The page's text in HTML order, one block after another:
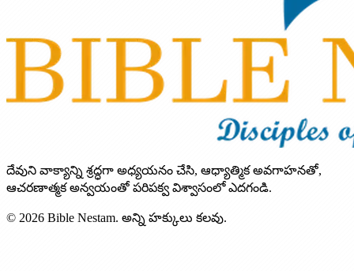
దేవుని వాక్యాన్ని శ్రద్ధగా అధ్యయనం చేసి, ఆధ్యాత్మిక అవగాహనతో,
ఆచరణాత్మక అన్వయంతో పరిపక్వ విశ్వాసంలో ఎదగండి.
© 2026 Bible Nestam. అన్ని హక్కులు కలవు.